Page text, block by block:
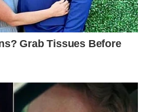
Grab Tissues Before